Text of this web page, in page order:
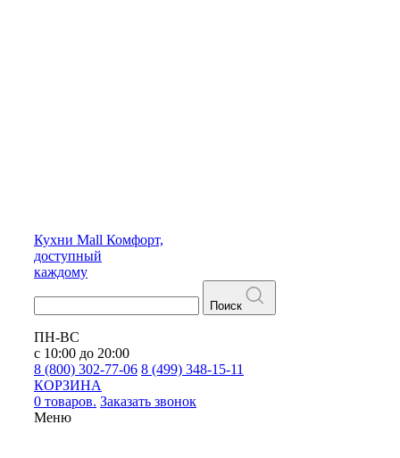
Кухни Mall Комфорт,
доступный
каждому
Поиск
ПН-ВС
с 10:00 до 20:00
8 (800) 302-77-06 8 (499) 348-15-11
КОРЗИНА
0 товаров. Заказать звонок
Меню